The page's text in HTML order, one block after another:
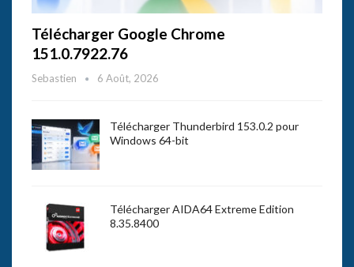
Télécharger Google Chrome
151.0.7922.76
Sebastien 6 Août, 2026
Télécharger Thunderbird 153.0.2 pour
Windows 64-bit
Télécharger AIDA64 Extreme Edition
8.35.8400